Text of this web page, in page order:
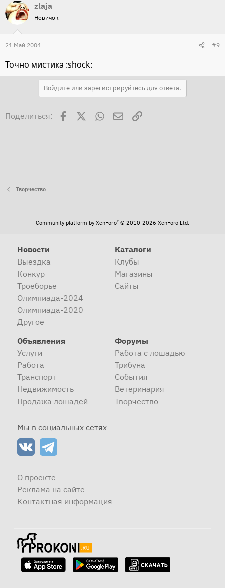
zlaja
Новичок
21 Май 2004 #9
Точно мистика :shock:
Войдите или зарегистрируйтесь для ответа.
Поделиться: Facebook WhatsAppЭлектронная почта
Ссылка
Творчество
Community platform by XenForo® © 2010-2026 XenForo Ltd.
Новости
Выездка
Конкур
Троеборье
Олимпиада-2024
Олимпиада-2020
Другое
Каталоги
Клубы
Магазины
Сайты
Объявления
Услуги
Работа
Транспорт
Недвижимость
Продажа лошадей
Форумы
Работа с лошадью
Трибуна
События
Ветеринария
Творчество
Мы в социальных сетях
О проекте
Реклама на сайте
Контактная информация